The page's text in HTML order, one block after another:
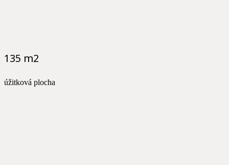
135 m2
úžitková plocha